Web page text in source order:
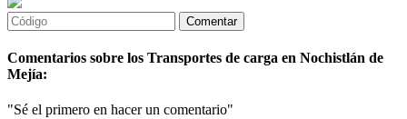
Comentarios sobre los Transportes de carga en Nochistlán de
Mejía:
"Sé el primero en hacer un comentario"